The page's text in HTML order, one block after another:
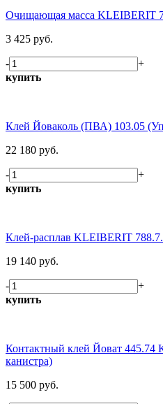
Очищающая масса KLEIBERIT
3 425 руб.
-
+
купить
Клей Йоваколь (ПВА) 103.05
22 180 руб.
-
+
купить
Клей-расплав KLEIBERIT
19 140 руб.
-
+
купить
Контактный клей Йоват 445.74
канистра)
15 500 руб.